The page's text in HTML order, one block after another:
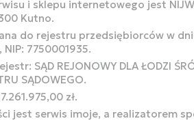
i sklepu internetowego jest
Kutno.
do rejestru przedsiębiorców w
7750001935.
SĄD REJONOWY DLA ŁODZI
SĄDOWEGO.
zł.
jest serwis imoje, a realizatorem